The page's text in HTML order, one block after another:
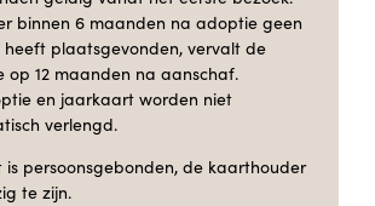
binnen 6 maanden na adoptie geen
heeft plaatsgevonden, vervalt de
op 12 maanden na aanschaf.
en jaarkaart worden niet
verlengd.
is persoonsgebonden, de kaarthouder
te zijn.